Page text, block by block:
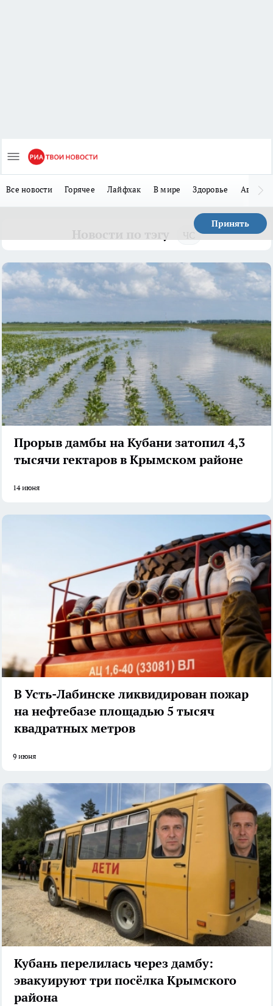
Все новости Горячее Лайфхак В мире Здоровье Авто
Принять
Прорыв дамбы на Кубани затопил 4,3
тысячи гектаров в Крымском районе
14 июня
В Усть-Лабинске ликвидирован пожар
на нефтебазе площадью 5 тысяч
квадратных метров
9 июня
Кубань перелилась через дамбу:
эвакуируют три посёлка Крымского
района